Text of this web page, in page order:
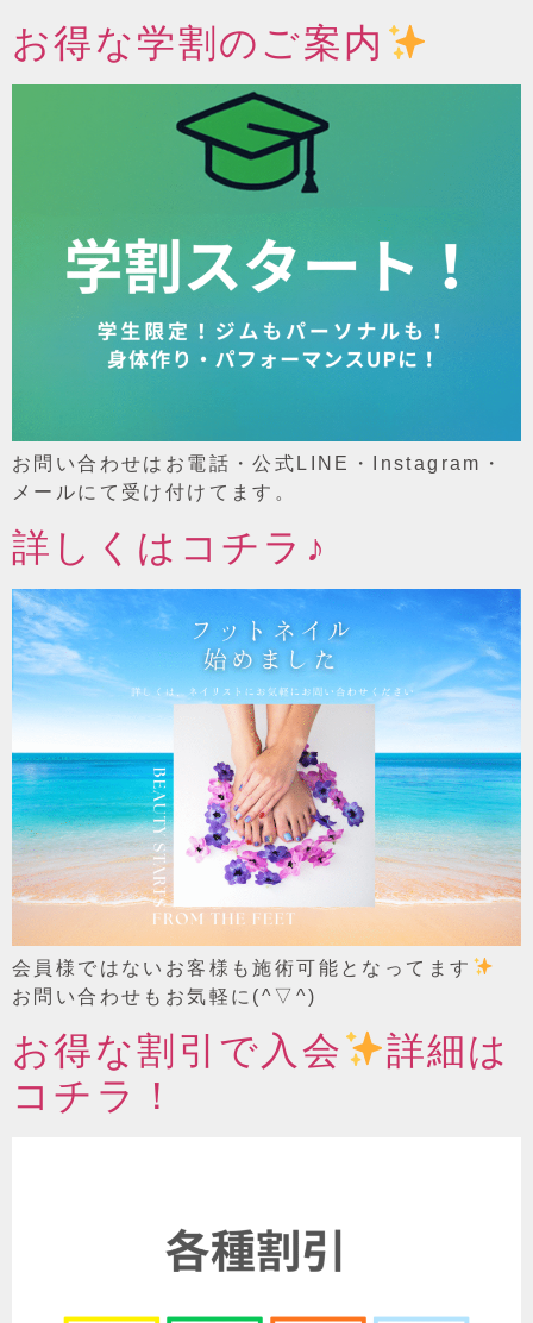
お得な学割のご案内
お問い合わせはお電話・公式LINE・Instagram・
メールにて受け付けてます。
詳しくはコチラ♪
会員様ではないお客様も施術可能となってます
お問い合わせもお気軽に(^▽^)
お得な割引で入会
詳細は
コチラ！